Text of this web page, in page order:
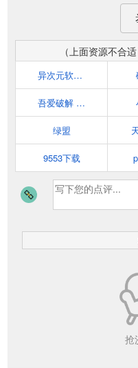
（上面资源不合
异次元软件世界
吾爱破解 www.52pojie.cn
绿盟
9553下载
抢